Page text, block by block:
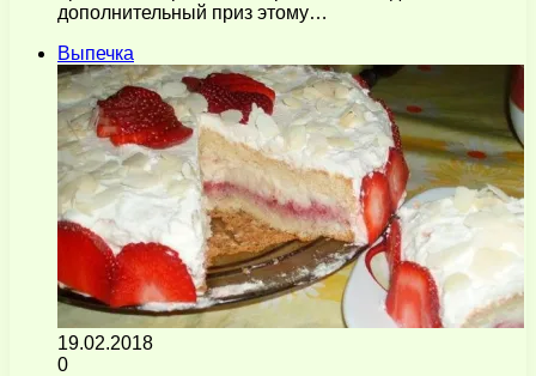
дополнительный приз этому…
Выпечка
19.02.2018
0